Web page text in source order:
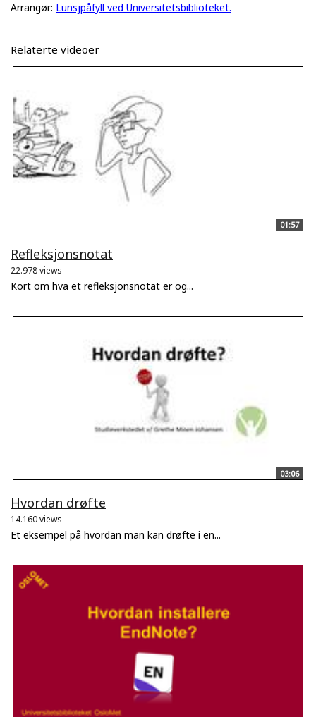
Arrangør: Lunsjpåfyll ved Universitetsbiblioteket.
Relaterte videoer
01:57
Refleksjonsnotat
22.978 views
Kort om hva et refleksjonsnotat er og...
03:06
Hvordan drøfte
14.160 views
Et eksempel på hvordan man kan drøfte i en...